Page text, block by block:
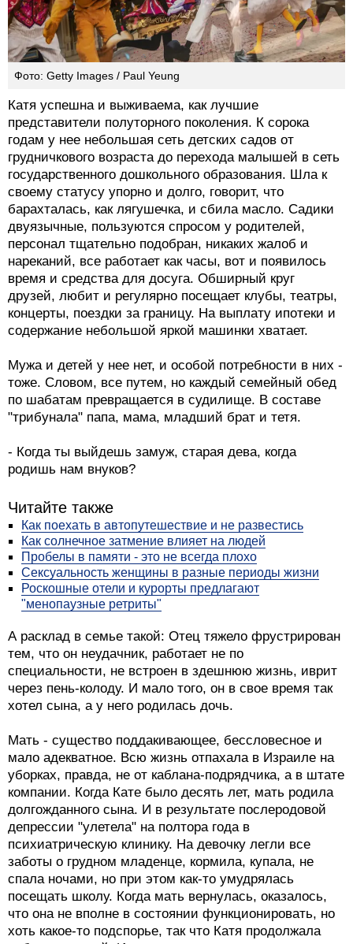
Фото: Getty Images / Paul Yeung
Катя успешна и выживаема, как лучшие
представители полуторного поколения. К сорока
годам у нее небольшая сеть детских садов от
грудничкового возраста до перехода малышей в сеть
государственного дошкольного образования. Шла к
своему статусу упорно и долго, говорит, что
барахталась, как лягушечка, и сбила масло. Садики
двуязычные, пользуются спросом у родителей,
персонал тщательно подобран, никаких жалоб и
нареканий, все работает как часы, вот и появилось
время и средства для досуга. Обширный круг
друзей, любит и регулярно посещает клубы, театры,
концерты, поездки за границу. На выплату ипотеки и
содержание небольшой яркой машинки хватает.
Мужа и детей у нее нет, и особой потребности в них -
тоже. Словом, все путем, но каждый семейный обед
по шабатам превращается в судилище. В составе
"трибунала" папа, мама, младший брат и тетя.
- Когда ты выйдешь замуж, старая дева, когда
родишь нам внуков?
Читайте также
Как поехать в автопутешествие и не развестись
Как солнечное затмение влияет на людей
Пробелы в памяти - это не всегда плохо
Сексуальность женщины в разные периоды жизни
Роскошные отели и курорты предлагают
"менопаузные ретриты"
А расклад в семье такой: Отец тяжело фрустрирован
тем, что он неудачник, работает не по
специальности, не встроен в здешнюю жизнь, иврит
через пень-колоду. И мало того, он в свое время так
хотел сына, а у него родилась дочь.
Мать - существо поддакивающее, бессловесное и
мало адекватное. Всю жизнь отпахала в Израиле на
уборках, правда, не от каблана-подрядчика, а в штате
компании. Когда Кате было десять лет, мать родила
долгожданного сына. И в результате послеродовой
депрессии "улетела" на полтора года в
психиатрическую клинику. На девочку легли все
заботы о грудном младенце, кормила, купала, не
спала ночами, но при этом как-то умудрялась
посещать школу. Когда мать вернулась, оказалось,
что она не вполне в состоянии функционировать, но
хоть какое-то подспорье, так что Катя продолжала